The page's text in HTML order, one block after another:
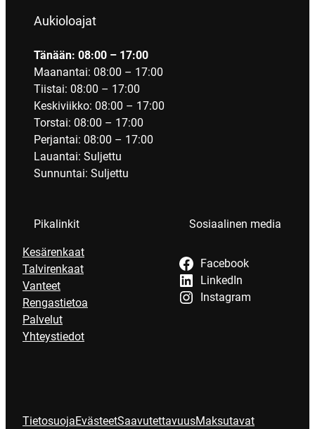
Aukioloajat
Tänään: 08:00 – 17:00
Maanantai: 08:00 – 17:00
Tiistai: 08:00 – 17:00
Keskiviikko: 08:00 – 17:00
Torstai: 08:00 – 17:00
Perjantai: 08:00 – 17:00
Lauantai: Suljettu
Sunnuntai: Suljettu
Pikalinkit
Kesärenkaat
Talvirenkaat
Vanteet
Rengastietoa
Palvelut
Yhteystiedot
Sosiaalinen media
Facebook
LinkedIn
Instagram
TietosuojaEvästeetSaavutettavuusMaksutavat